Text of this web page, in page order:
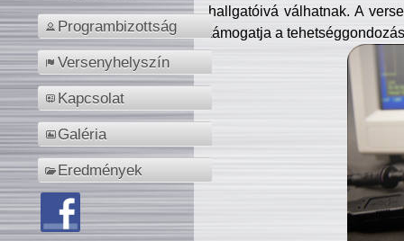
Programbizottság
Versenyhelyszín
Kapcsolat
Galéria
Eredmények
hallgatóivá válhatnak. A
támogatja a